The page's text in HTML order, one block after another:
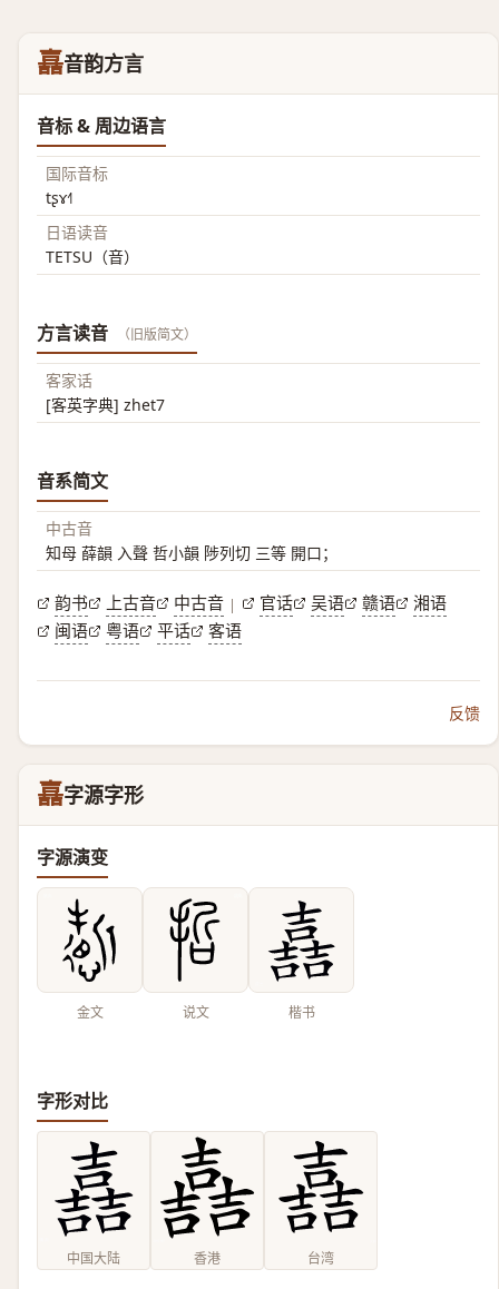
嚞音韵方言
音标 & 周边语言
国际音标
tʂɤ˧˥
日语读音
TETSU（音）
方言读音 （旧版简文）
客家话
[客英字典] zhet7
音系简文
中古音
知母 薛韻 入聲 哲小韻 陟列切 三等 開口；
韵书 上古音 中古音 | 官话 吴语 赣语
湘语
闽语
粤语 平话 客语
反馈
嚞字源字形
字源演变
金文 说文 楷书
字形对比
中国大陆 香港 台湾